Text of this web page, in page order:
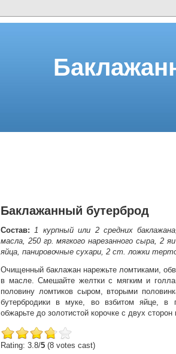
Баклажанный бутерброд
Состав:1 курпный или 2 средних
масла, 250 гр. мягкого нарезанного сыра, 2
яйца, панировочные сухари, 2 ст. ложки
Очищенный баклажан нарежьте ломтиками,
в масле. Смешайте желтки с мягким и
половину ломтиков сыром, вторыми
бутербродики в муке, во взбитом яйце, в
обжарьте до золотистой корочке с двух
Rating: 3.8/5 (8 votes cast)